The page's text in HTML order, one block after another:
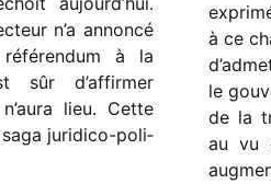
n’a annoncé
à la
d’affirmer
lieu. Cette
saga juri­dico-poli­
à ce
le
de la
au vu